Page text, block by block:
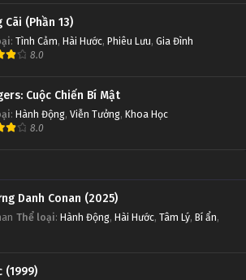
Cãi (Phần 13)
: Tình Cảm, Hài Hước, Phiêu Lưu, Gia Đình
8.0
Cuộc Chiến Bí Mật
: Hành Động, Viễn Tưởng, Khoa Học
8.0
Danh Conan (2025)
Thể loại: Hành Động, Hài Hước, Tâm Lý, Bí ẩn,
(1999)